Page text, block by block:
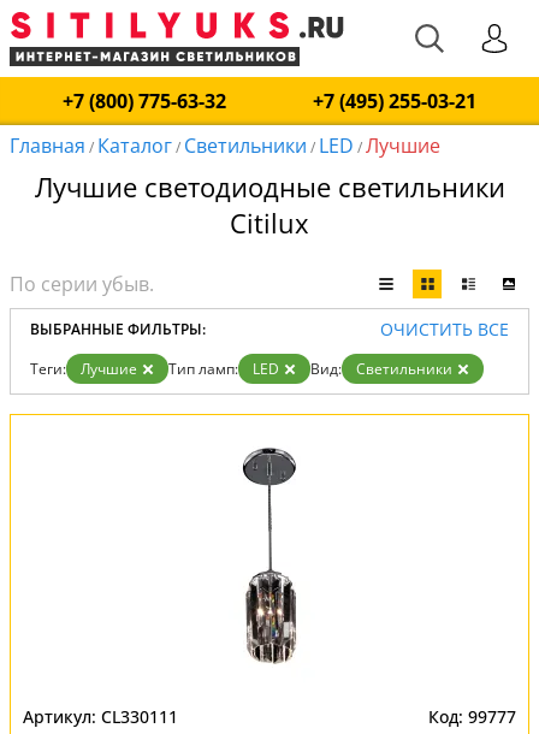
+7 (800) 775-63-32
+7 (495) 255-03-21
Главная / Каталог/ Светильники / LED /Лучшие
Лучшие светодиодные светильники
Citilux
ВЫБРАННЫЕ ФИЛЬТРЫ: ОЧИСТИТЬ ВСЕ
Теги: Лучшие Тип ламп: LED Вид: Светильники
CL330111 99777